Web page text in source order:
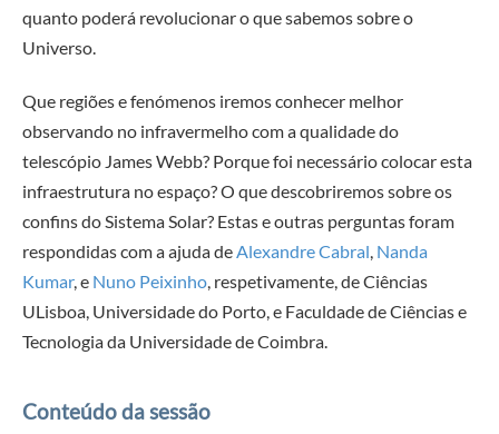
quanto poderá revolucionar o que sabemos sobre o
Universo.
Que regiões e fenómenos iremos conhecer melhor
observando no infravermelho com a qualidade do
telescópio James Webb? Porque foi necessário colocar esta
infraestrutura no espaço? O que descobriremos sobre os
confins do Sistema Solar? Estas e outras perguntas foram
respondidas com a ajuda deAlexandre Cabral, Nanda
Kumar, e Nuno Peixinho, respetivamente, de Ciências
ULisboa, Universidade do Porto, e Faculdade de Ciências e
Tecnologia da Universidade de Coimbra.
Conteúdo da sessão